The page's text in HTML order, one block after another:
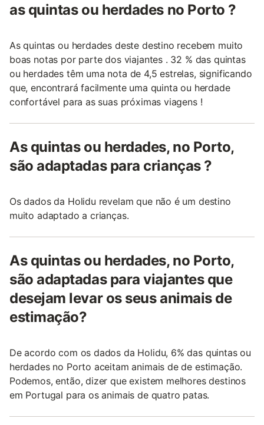
as quintas ou herdades no Porto ?
As quintas ou herdades deste destino recebem muito
boas notas por parte dos viajantes . 32 % das quintas
ou herdades têm uma nota de 4,5 estrelas, significando
que, encontrará facilmente uma quinta ou herdade
confortável para as suas próximas viagens !
As quintas ou herdades, no Porto,
são adaptadas para crianças ?
Os dados da Holidu revelam que não é um destino
muito adaptado a crianças.
As quintas ou herdades, no Porto,
são adaptadas para viajantes que
desejam levar os seus animais de
estimação?
De acordo com os dados da Holidu, 6% das quintas ou
herdades no Porto aceitam animais de de estimação.
Podemos, então, dizer que existem melhores destinos
em Portugal para os animais de quatro patas.